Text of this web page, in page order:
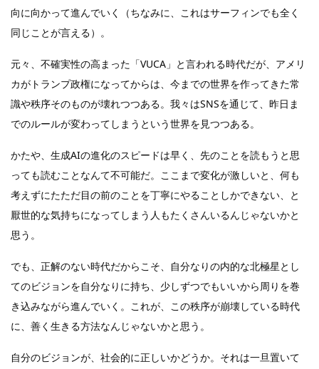
向に向かって進んでいく（ちなみに、これはサーフィンでも全く
同じことが言える）。
元々、不確実性の高まった「VUCA」と言われる時代だが、アメリ
カがトランプ政権になってからは、今までの世界を作ってきた常
識や秩序そのものが壊れつつある。我々はSNSを通じて、昨日ま
でのルールが変わってしまうという世界を見つつある。
かたや、生成AIの進化のスピードは早く、先のことを読もうと思
っても読むことなんて不可能だ。ここまで変化が激しいと、何も
考えずにたただ目の前のことを丁寧にやることしかできない、と
厭世的な気持ちになってしまう人もたくさんいるんじゃないかと
思う。
でも、正解のない時代だからこそ、自分なりの内的な北極星とし
てのビジョンを自分なりに持ち、少しずつでもいいから周りを巻
き込みながら進んでいく。これが、この秩序が崩壊している時代
に、善く生きる方法なんじゃないかと思う。
自分のビジョンが、社会的に正しいかどうか。それは一旦置いて